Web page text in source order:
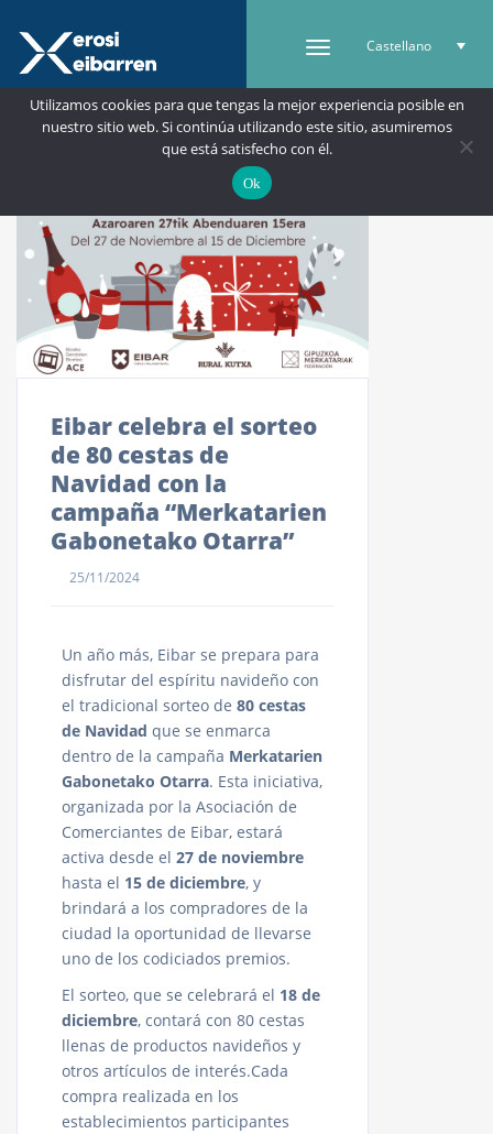
Castellano
Eibar celebra el sorteo
de 80 cestas de
Navidad con la
campaña “Merkatarien
Gabonetako Otarra”
25/11/2024
Un año más, Eibar se prepara para
disfrutar del espíritu navideño con
el tradicional sorteo de 80 cestas
de Navidad que se enmarca
dentro de la campaña Merkatarien
Gabonetako Otarra. Esta iniciativa,
organizada por la Asociación de
Comerciantes de Eibar, estará
activa desde el 27 de noviembre
hasta el 15 de diciembre, y
brindará a los compradores de la
ciudad la oportunidad de llevarse
uno de los codiciados premios.
El sorteo, que se celebrará el 18 de
diciembre, contará con 80 cestas
llenas de productos navideños y
otros artículos de interés.Cada
compra realizada en los
establecimientos participantes
Utilizamos cookies para que tengas la mejor experiencia posible en
nuestro sitio web. Si continúa utilizando este sitio, asumiremos
que está satisfecho con él.
Ok